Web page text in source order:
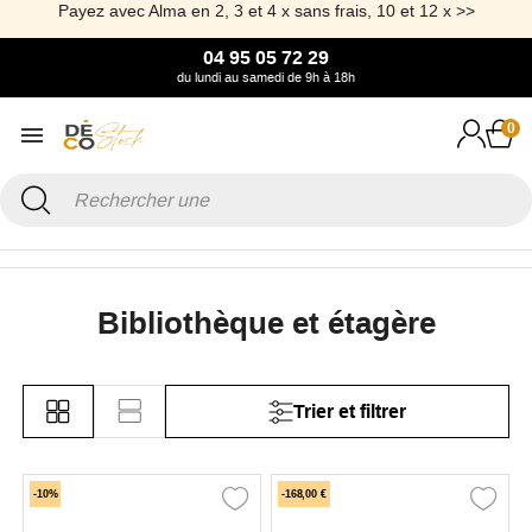
Payez avec Alma en 2, 3 et 4 x sans frais, 10 et 12 x >>
04 95 05 72 29
du lundi au samedi de 9h à 18h
0
Bibliothèque et étagère
Trier et filtrer
-10% -168,00 €